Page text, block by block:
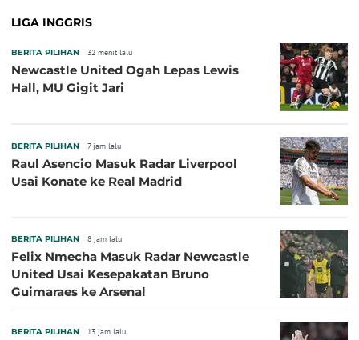
LIGA INGGRIS
BERITA PILIHAN 32 menit lalu
Newcastle United Ogah Lepas Lewis
Hall, MU Gigit Jari
BERITA PILIHAN 7 jam lalu
Raul Asencio Masuk Radar Liverpool
Usai Konate ke Real Madrid
BERITA PILIHAN 8 jam lalu
Felix Nmecha Masuk Radar Newcastle
United Usai Kesepakatan Bruno
Guimaraes ke Arsenal
BERITA PILIHAN 13 jam lalu